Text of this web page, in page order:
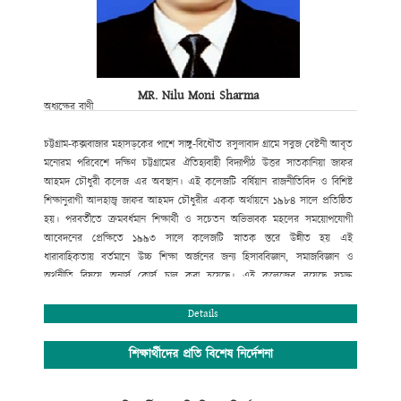
MR. Nilu Moni Sharma
অধ্যক্ষের বাণী
চট্টগ্রাম-কক্সবাজার মহাসড়কের পাশে সাঙ্গু-বিধৌত রসুলাবাদ গ্রামে সবুজ বেষ্টনী আবৃত
মনোরম পরিবেশে দক্ষিণ চট্টগ্রামের ঐতিহ্যবাহী বিদ্যাপীঠ উত্তর সাতকানিয়া জাফর
আহমদ চৌধুরী কলেজ এর অবস্থান। এই কলেজটি বর্ষিয়ান রাজনীতিবিদ ও বিশিষ্ট
শিক্ষানুরাগী আলহাজ্ব জাফর আহমদ চৌধুরীর একক অর্থায়নে ১৯৮৪ সালে প্রতিষ্ঠিত
হয়। পরবর্তীতে ক্রমবর্ধমান শিক্ষার্থী ও সচেতন অভিভাবক মহলের সময়োপযোগী
আবেদনের প্রেক্ষিতে ১৯৯৩ সালে কলেজটি স্নাতক স্তরে উন্নীত হয় এই
ধারাবাহিকতায় বর্তমানে উচ্চ শিক্ষা অর্জনের জন্য হিসাববিজ্ঞান, সমাজবিজ্ঞান ও
অর্থনীতি বিষয়ে অনার্স কোর্স চালু করা হয়েছে। এই কলেজের রয়েছে সমৃদ্ধ
কর্তৃক বাস্তবায়িত “শেখ রাসেল ডিজিটাল ল্যাব”।
সহশিক্ষা কার্যক্রম সুচারুভাবে পরিচালনার জন্য রয়েছে একঝাঁক সুযোগ্য, দক্ষ ও
অভিজ্ঞ শিক্ষকমন্ডলী। উত্তর সাতকানিয়া জাফর আহমদ চৌধুরী কলেজ একাদশ-দ্বাদশ
Details
শিক্ষার্থীদের প্রতি বিশেষ নির্দেশনা